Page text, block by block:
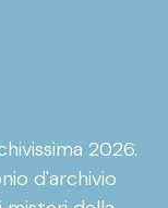
2026.
d'archivio